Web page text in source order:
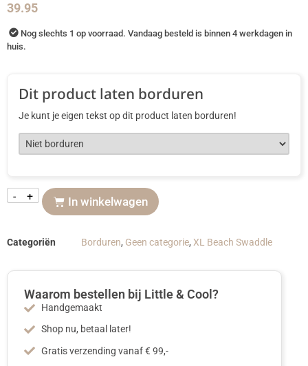
39.95
Nog slechts 1 op voorraad. Vandaag besteld is binnen 4 werkdagen in
huis.
Dit product laten borduren
Je kunt je eigen tekst op dit product laten borduren!
- + In winkelwagen
Categoriën Borduren, Geen categorie, XL Beach Swaddle
Waarom bestellen bij Little & Cool?
Handgemaakt
Shop nu, betaal later!
Gratis verzending vanaf € 99,-